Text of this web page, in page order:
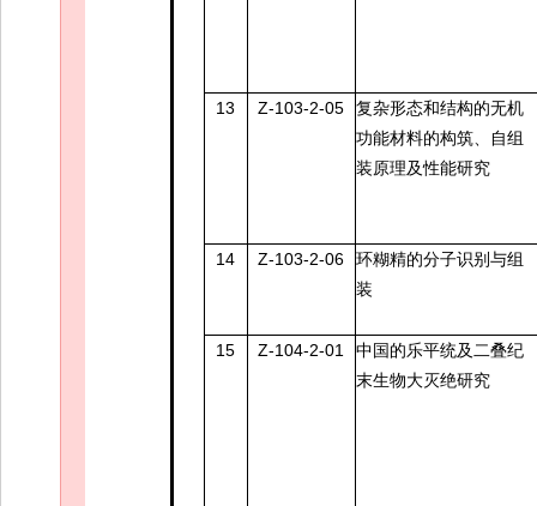
13 Z-103-2-05
复杂形态和结构的无机
功能材料的构筑、自组
装原理及性能研究
14 Z-103-2-06
环糊精的分子识别与组
装
15 Z-104-2-01
中国的乐平统及二叠纪
末生物大灭绝研究